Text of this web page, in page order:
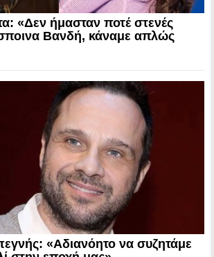
«Δεν ήμασταν ποτέ στενές
Βανδή, κάναμε απλώς
«Αδιανόητο να συζητάμε